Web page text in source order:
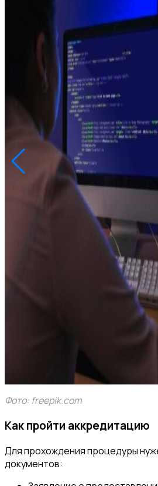
Фото: freepik.com
Как пройти аккредитацию
Для прохождения процедуры
документов: